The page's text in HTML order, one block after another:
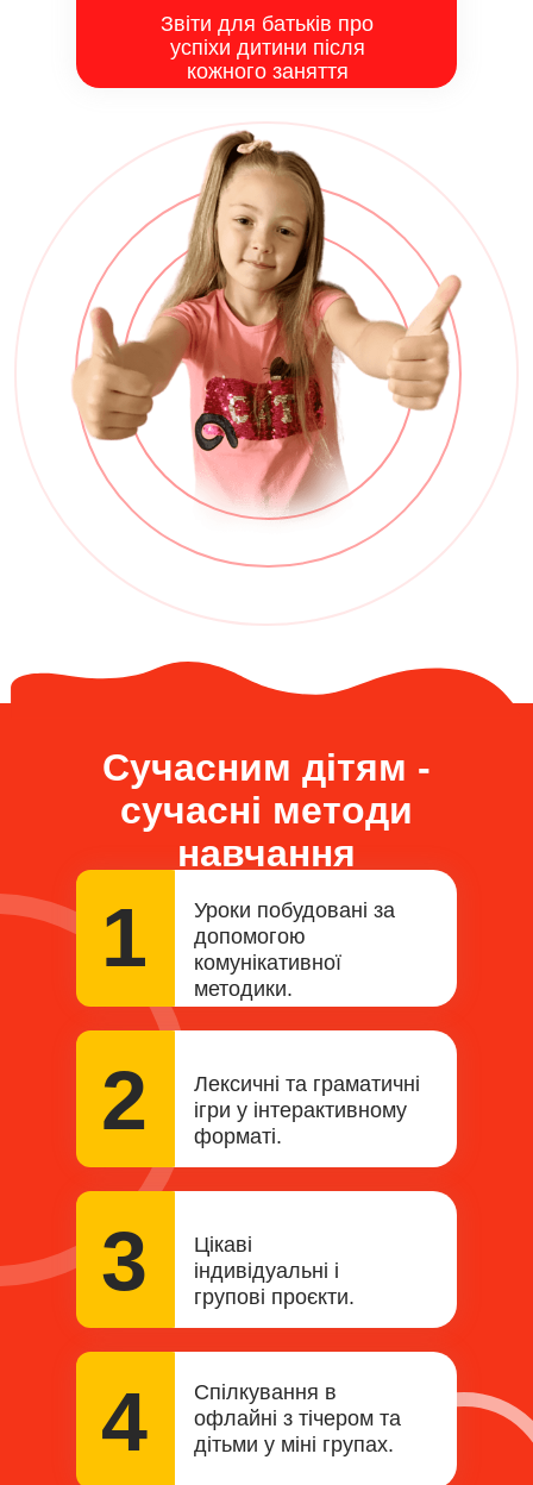
Звіти для батьків про
успіхи дитини після
кожного заняття
3
1
4
2
Сучасним дітям -
сучасні методи
навчання
Уроки побудовані за
допомогою
комунікативної
методики.
Спілкування в
офлайні з тічером та
дітьми у міні групах.
Цікаві
індивідуальні і
групові проєкти.
Лексичні та граматичні
ігри у інтерактивному
форматі.